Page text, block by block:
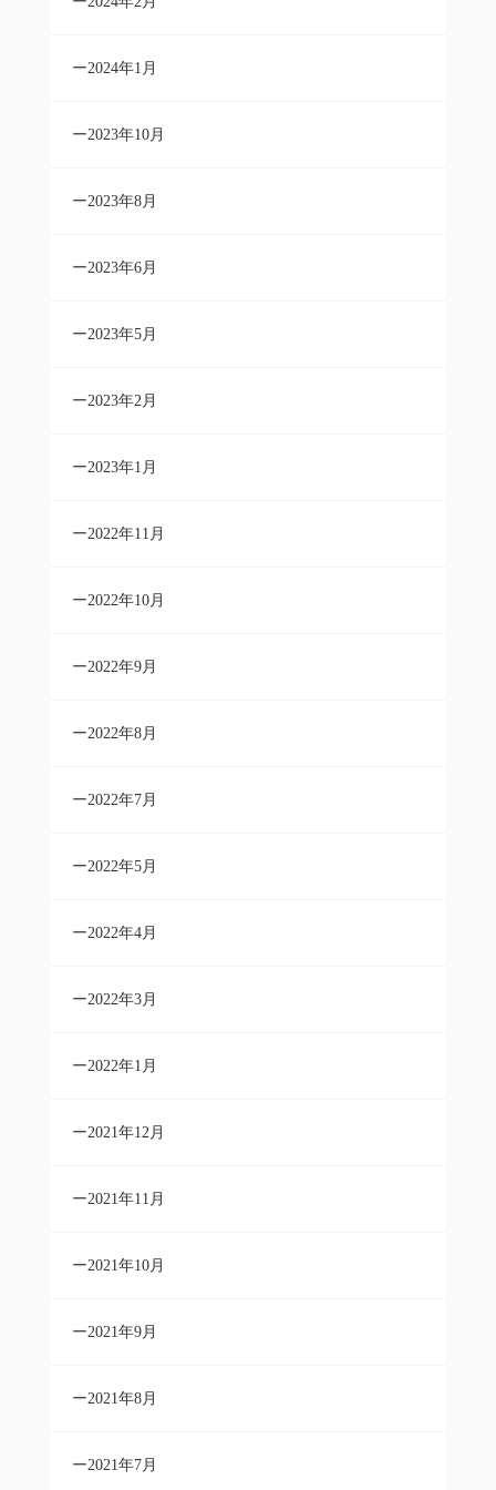
2024年1月
2023年10月
2023年8月
2023年6月
2023年5月
2023年2月
2023年1月
2022年11月
2022年10月
2022年9月
2022年8月
2022年7月
2022年5月
2022年4月
2022年3月
2022年1月
2021年12月
2021年11月
2021年10月
2021年9月
2021年8月
2021年7月